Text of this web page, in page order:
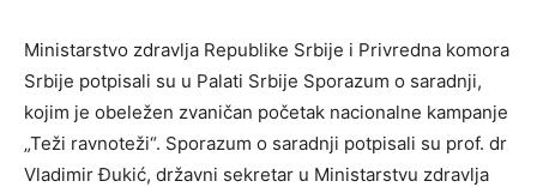
Ministarstvo zdravlja Republike Srbije i Privredna komora
Srbije potpisali su u Palati Srbije Sporazum o saradnji,
kojim je obeležen zvaničan početak nacionalne kampanje
„Teži ravnoteži“. Sporazum o saradnji potpisali su prof. dr
Vladimir Đukić, državni sekretar u Ministarstvu zdravlja